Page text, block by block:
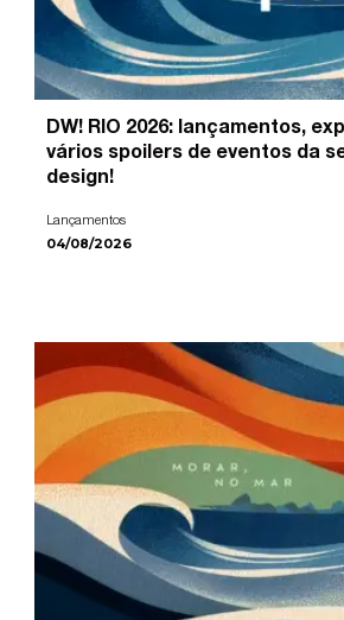
DW! RIO 2026: lançamentos,
vários spoilers de eventos da
design!
Lançamentos
04/08/2026